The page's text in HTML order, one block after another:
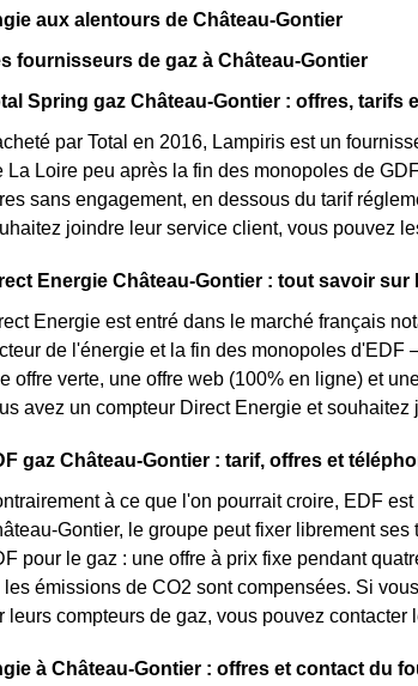
aux alentours de Château-Gontier
fournisseurs de gaz à Château-Gontier
Spring gaz Château-Gontier : offres, tarifs
par Total en 2016, Lampiris est un
La Loire peu après la fin des monopoles de
sans engagement, en dessous du tarif
joindre leur service client, vous pouvez
Energie Château-Gontier : tout savoir
Energie est entré dans le marché français
de l'énergie et la fin des monopoles d'EDF
offre verte, une offre web (100% en ligne) et
avez un compteur Direct Energie et
gaz Château-Gontier : tarif, offres et
à ce que l'on pourrait croire, EDF
Gontier, le groupe peut fixer librement
pour le gaz : une offre à prix fixe pendant
les émissions de CO2 sont compensées. Si
leurs compteurs de gaz, vous pouvez contacter
à Château-Gontier : offres et contact du